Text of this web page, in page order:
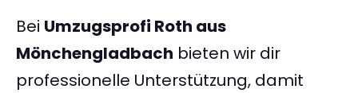
Bei Umzugsprofi Roth aus
Mönchengladbach bieten wir dir
professionelle Unterstützung, damit